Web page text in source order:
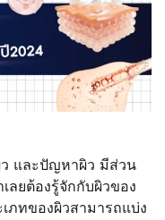
และปัญหาผิว มีส่วน
ลยต้องรู้จักกับผิวของ
ภทของผิวสามารถแบ่ง